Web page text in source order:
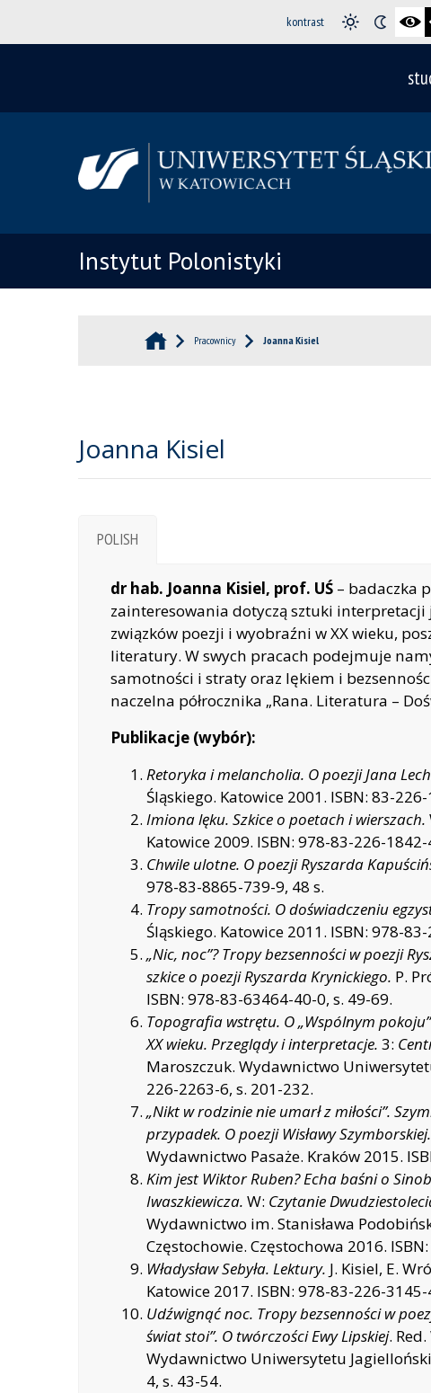
kontrast
Instytut Polonistyki
Pracownicy Joanna Kisiel
Joanna Kisiel
POLISH
dr hab. Joanna Kisiel, prof. UŚ – badaczka
zainteresowania dotyczą sztuki
związków poezji i wyobraźni w XX wieku,
literatury. W swych pracach podejmuje
samotności i straty oraz lękiem i
naczelna półrocznika „Rana. Literatura –
Publikacje (wybór):
Retoryka i melancholia. O poezji Jana
Śląskiego. Katowice 2001. ISBN: 83-
Imiona lęku. Szkice o poetach i wierszach.
Katowice 2009. ISBN: 978-83-226-1842-
Chwile ulotne. O poezji Ryszarda
978-83-8865-739-9, 48 s.
Tropy samotności. O doświadczeniu
Śląskiego. Katowice 2011. ISBN: 978-
„Nic, noc”? Tropy bezsenności w poezji
szkice o poezji Ryszarda Krynickiego. P.
ISBN: 978-83-63464-40-0, s. 49-69.
Topografia wstrętu. O „Wspólnym
XX wieku. Przeglądy i interpretacje. 3:
Maroszczuk. Wydawnictwo
226-2263-6, s. 201-232.
„Nikt w rodzinie nie umarł z miłości”.
przypadek. O poezji Wisławy Szymborskiej.
Wydawnictwo Pasaże. Kraków 2015.
Kim jest Wiktor Ruben? Echa baśni o
Iwaszkiewicza. W: Czytanie
Wydawnictwo im. Stanisława
Częstochowie. Częstochowa 2016.
Władysław Sebyła. Lektury. J. Kisiel, E.
Katowice 2017. ISBN: 978-83-226-3145-
Udźwignąć noc. Tropy bezsenności w
świat stoi”. O twórczości Ewy Lipskiej.
Wydawnictwo Uniwersytetu
4, s. 43-54.